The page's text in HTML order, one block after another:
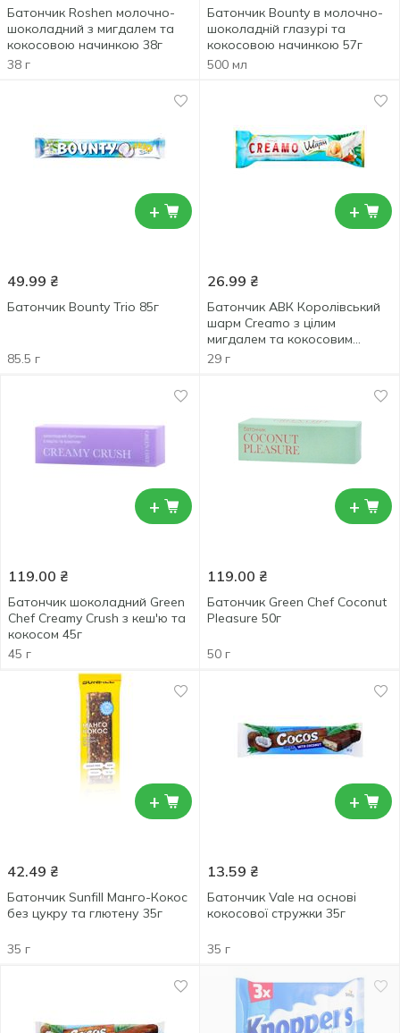
Батончик Roshen молочно-
шоколадний з мигдалем та
кокосовою начинкою 38г
38 г
Батончик Bounty в молочно-
шоколадній глазурі та
кокосовою начинкою 57г
500 мл
+
49.99 ₴
Батончик Bounty Trio 85г
85.5 г
+
26.99 ₴
Батончик АВК Королівський
шарм Creamo з цілим
мигдалем та кокосовим
кремом 29г
29 г
+
119.00 ₴
Батончик шоколадний Green
Chef Creamy Crush з кеш'ю та
кокосом 45г
45 г
+
119.00 ₴
Батончик Green Chef Coconut
Pleasure 50г
50 г
+
42.49 ₴
Батончик Sunfill Манго-Кокос
без цукру та глютену 35г
35 г
+
13.59 ₴
Батончик Vale на основі
кокосової стружки 35г
35 г